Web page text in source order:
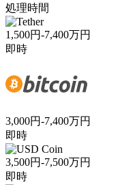
処理時間
1,500円-7,400万円
即時
3,000円-7,400万円
即時
3,500円-7,500万円
即時